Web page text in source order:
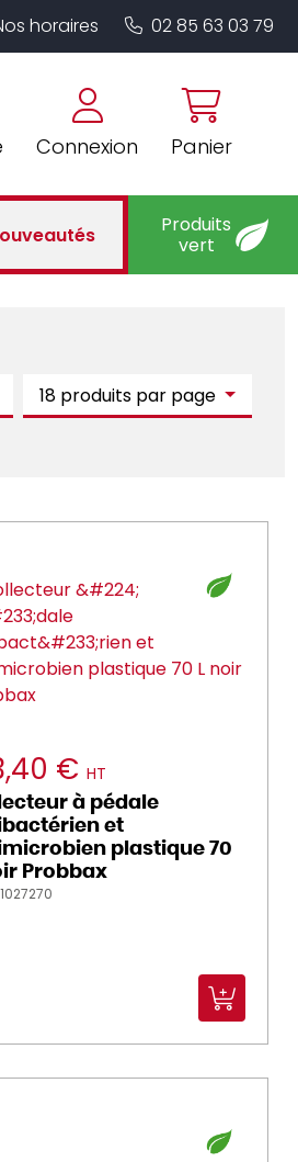
Connexion Panier
horaires 02 85 63 03 79
Produits
vert
18 produits par page
€ HT
à pédale
et
plastique 70
Probbax